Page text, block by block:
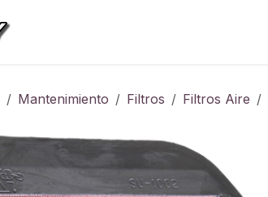
Mantenimiento Filtros Filtros Aire